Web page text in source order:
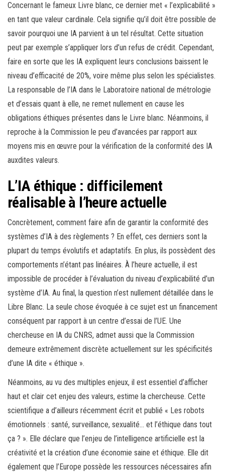
Concernant le fameux Livre blanc, ce dernier met « l’explicabilité »
en tant que valeur cardinale. Cela signifie qu’il doit être possible de
savoir pourquoi une IA parvient à un tel résultat. Cette situation
peut par exemple s’appliquer lors d’un refus de crédit. Cependant,
faire en sorte que les IA expliquent leurs conclusions baissent le
niveau d’efficacité de 20%, voire même plus selon les spécialistes.
La responsable de l’IA dans le Laboratoire national de métrologie
et d’essais quant à elle, ne remet nullement en cause les
obligations éthiques présentes dans le Livre blanc. Néanmoins, il
reproche à la Commission le peu d’avancées par rapport aux
moyens mis en œuvre pour la vérification de la conformité des IA
auxdites valeurs.
L’IA éthique : difficilement
réalisable à l’heure actuelle
Concrètement, comment faire afin de garantir la conformité des
systèmes d’IA à des règlements ? En effet, ces derniers sont la
plupart du temps évolutifs et adaptatifs. En plus, ils possèdent des
comportements n’étant pas linéaires. À l’heure actuelle, il est
impossible de procéder à l’évaluation du niveau d’explicabilité d’un
système d’IA. Au final, la question n’est nullement détaillée dans le
Libre Blanc. La seule chose évoquée à ce sujet est un financement
conséquent par rapport à un centre d’essai de l’UE. Une
chercheuse en IA du CNRS, admet aussi que la Commission
demeure extrêmement discrète actuellement sur les spécificités
d’une IA dite « éthique ».
Néanmoins, au vu des multiples enjeux, il est essentiel d’afficher
haut et clair cet enjeu des valeurs, estime la chercheuse. Cette
scientifique a d’ailleurs récemment écrit et publié « Les robots
émotionnels : santé, surveillance, sexualité… et l’éthique dans tout
ça ? ». Elle déclare que l’enjeu de l’intelligence artificielle est la
créativité et la création d’une économie saine et éthique. Elle dit
également que l’Europe possède les ressources nécessaires afin